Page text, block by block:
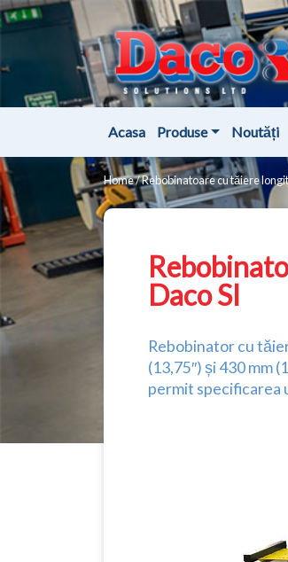
Acasa Produse Noutăți
Home/Rebobinatoare cu tăiere
Daco SI
Rebobinator cu
(13,75″) și 430 mm
permit specificarea